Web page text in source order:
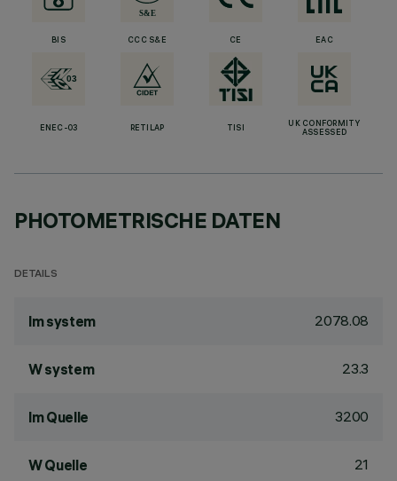
BIS CCC S&E CE EAC
ENEC-03 RETILAP TISI
UK CONFORMITY
ASSESSED
PHOTOMETRISCHE DATEN
DETAILS
lm system 2078.08
W system 23.3
lm Quelle 3200
W Quelle 21